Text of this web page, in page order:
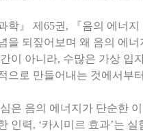
학』 제65권, 『음의 에너
을 되짚어보며 왜 음의 에
이 아니라, 수많은 가상 입
으로 만들어내는 것에서부
은 음의 에너지가 단순한
인력, ‘카시미르 효과’는